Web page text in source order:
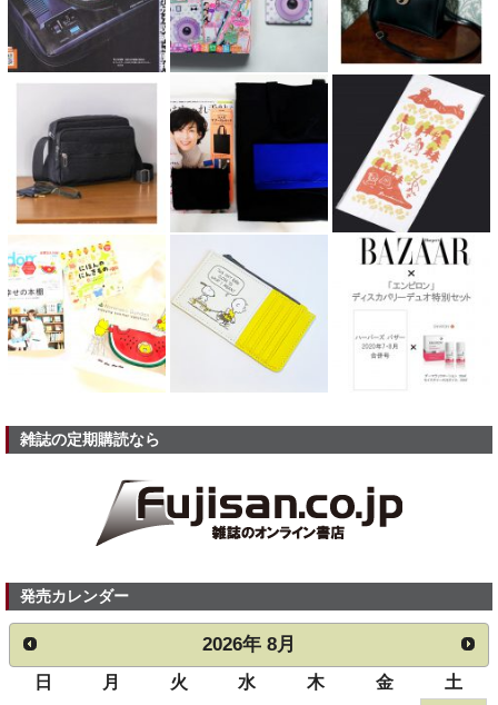
雑誌の定期購読なら
発売カレンダー
2026年 8月
日 月 火 水 木 金
土